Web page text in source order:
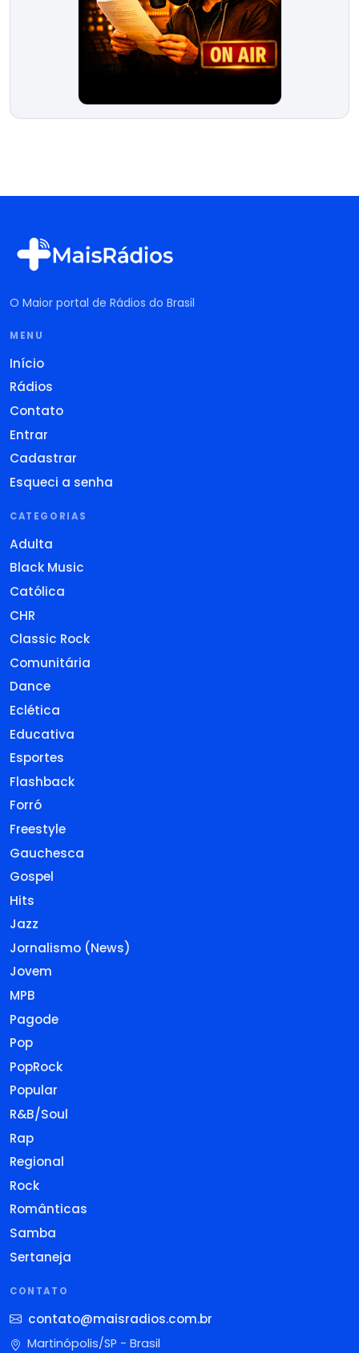
O Maior portal de Rádios do Brasil
MENU
Início
Rádios
Contato
Entrar
Cadastrar
Esqueci a senha
CATEGORIAS
Adulta
Black Music
Católica
CHR
Classic Rock
Comunitária
Dance
Eclética
Educativa
Esportes
Flashback
Forró
Freestyle
Gauchesca
Gospel
Hits
Jazz
Jornalismo (News)
Jovem
MPB
Pagode
Pop
PopRock
Popular
R&B/Soul
Rap
Regional
Rock
Românticas
Samba
Sertaneja
CONTATO
contato@maisradios.com.br
Martinópolis/SP - Brasil